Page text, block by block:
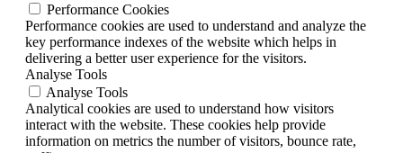
Performance Cookies
Performance cookies are used to understand and analyze the
key performance indexes of the website which helps in
delivering a better user experience for the visitors.
Analyse Tools
Analyse Tools
Analytical cookies are used to understand how visitors
interact with the website. These cookies help provide
information on metrics the number of visitors, bounce rate,